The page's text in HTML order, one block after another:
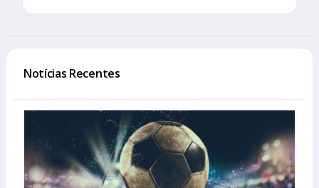
Notícias Recentes